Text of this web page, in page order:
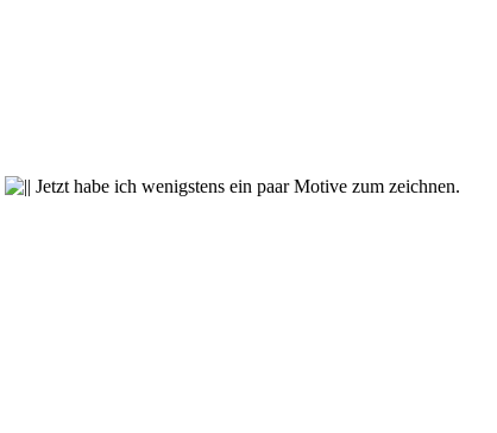
Jetzt habe ich wenigstens ein paar Motive zum zeichnen.